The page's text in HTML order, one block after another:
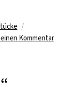
Kommentarzu